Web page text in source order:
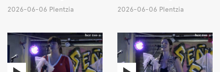
2026-06-06 Plentzia 2026-06-06 Plentzia